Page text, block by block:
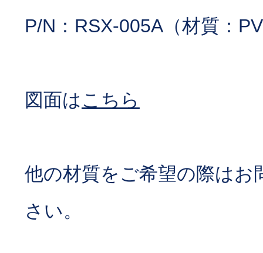
P/N：RSX-005A（材質：
図面はこちら
他の材質をご希望の際はお
さい。